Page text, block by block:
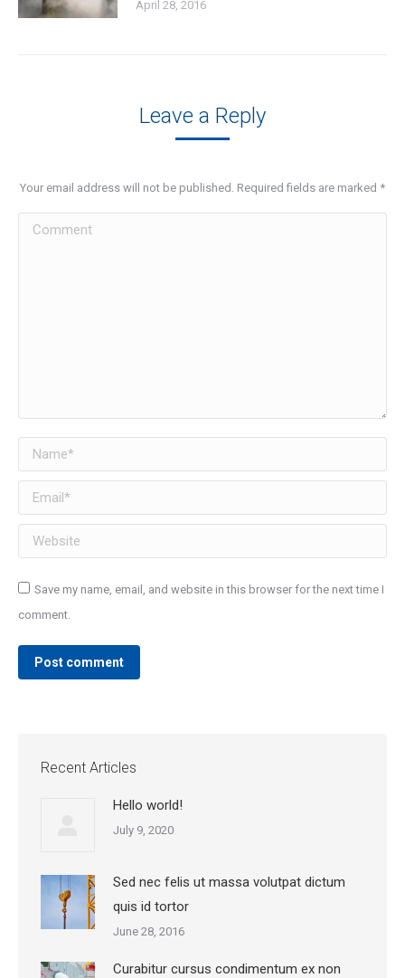
April 28, 2016
Leave a Reply
Your email address will not be published. Required fields are marked *
Comment
Name *
Email *
Website
Save my name, email, and website in this browser for the next time I
comment.
Post comment
Recent Articles
Hello world!
July 9, 2020
Sed nec felis ut massa volutpat dictum
quis id tortor
June 28, 2016
Curabitur cursus condimentum ex non